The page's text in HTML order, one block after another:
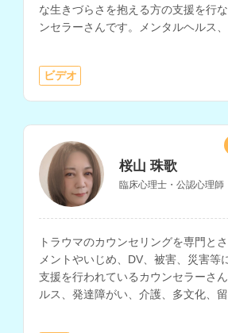
な生きづらさを抱える方の支援を行
ンセラーさんです。メンタルヘルス
ビデオ
桜山 珠歌
臨床心理士・公認心理師
トラウマのカウンセリングを専門と
メントやいじめ、DV、被害、災害等
支援を行われているカウンセラーさ
ルス、発達障がい、介護、多文化、留